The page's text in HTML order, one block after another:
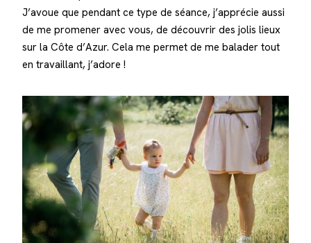
J’avoue que pendant ce type de séance, j’apprécie aussi
de me promener avec vous, de découvrir des jolis lieux
sur la Côte d’Azur. Cela me permet de me balader tout
en travaillant, j’adore !